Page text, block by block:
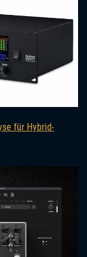
für Hybrid-